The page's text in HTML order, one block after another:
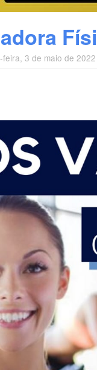
3 de maio de